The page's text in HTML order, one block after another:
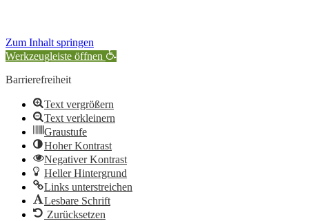
Zum Inhalt springen
Werkzeugleiste öffnen
Barrierefreiheit
Text vergrößern
Text verkleinern
Graustufe
Hoher Kontrast
Negativer Kontrast
Heller Hintergrund
Links unterstreichen
Lesbare Schrift
Zurücksetzen